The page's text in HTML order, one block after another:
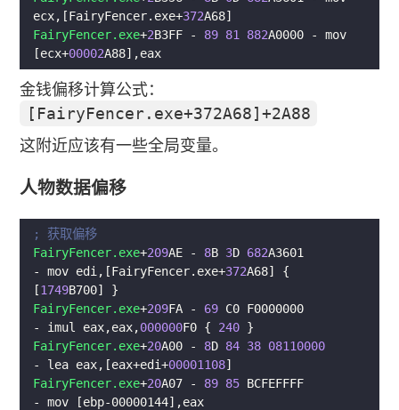
ecx,[FairyFencer.exe+372
FairyFencer.exe+2B3FF - 89 81 882A0000 - mov
[ecx+00002 A88],eax
金钱偏移计算公式：
[FairyFencer.exe+372A68]+2A88
这附近应该有一些全局变量。
人物数据偏移
; 获取偏移
FairyFencer.exe+209AE - 8B 3D 682A3601
- mov edi,[FairyFencer.exe+372A68] {
[1749
FairyFencer.exe+209FA - 69 C0 F0000000
- imul eax,eax,000000F0 { 240
FairyFencer.exe+20A00 - 8D 84 38 08110000
- lea eax,[eax+edi+00001108
FairyFencer.exe+20A07 - 89 85 BCFEFFFF
- mov [ebp-00000144],eax